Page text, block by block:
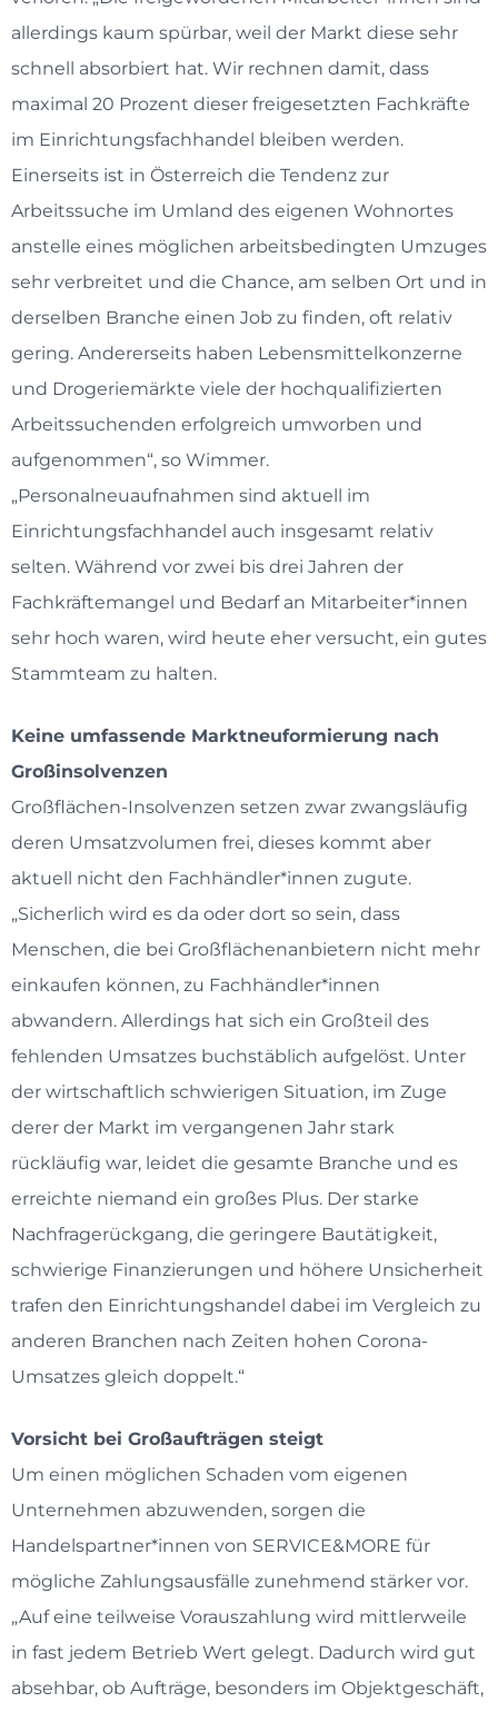
allerdings kaum spürbar, weil der Markt diese sehr
schnell absorbiert hat. Wir rechnen damit, dass
maximal 20 Prozent dieser freigesetzten Fachkräfte
im Einrichtungsfachhandel bleiben werden.
Einerseits ist in Österreich die Tendenz zur
Arbeitssuche im Umland des eigenen Wohnortes
anstelle eines möglichen arbeitsbedingten Umzuges
sehr verbreitet und die Chance, am selben Ort und in
derselben Branche einen Job zu finden, oft relativ
gering. Andererseits haben Lebensmittelkonzerne
und Drogeriemärkte viele der hochqualifizierten
Arbeitssuchenden erfolgreich umworben und
aufgenommen“, so Wimmer.
„Personalneuaufnahmen sind aktuell im
Einrichtungsfachhandel auch insgesamt relativ
selten. Während vor zwei bis drei Jahren der
Fachkräftemangel und Bedarf an Mitarbeiter*innen
sehr hoch waren, wird heute eher versucht, ein gutes
Stammteam zu halten.
Keine umfassende Marktneuformierung nach
Großinsolvenzen
Großflächen-Insolvenzen setzen zwar zwangsläufig
deren Umsatzvolumen frei, dieses kommt aber
aktuell nicht den Fachhändler*innen zugute.
„Sicherlich wird es da oder dort so sein, dass
Menschen, die bei Großflächenanbietern nicht mehr
einkaufen können, zu Fachhändler*innen
abwandern. Allerdings hat sich ein Großteil des
fehlenden Umsatzes buchstäblich aufgelöst. Unter
der wirtschaftlich schwierigen Situation, im Zuge
derer der Markt im vergangenen Jahr stark
rückläufig war, leidet die gesamte Branche und es
erreichte niemand ein großes Plus. Der starke
Nachfragerückgang, die geringere Bautätigkeit,
schwierige Finanzierungen und höhere Unsicherheit
trafen den Einrichtungshandel dabei im Vergleich zu
anderen Branchen nach Zeiten hohen Corona-
Umsatzes gleich doppelt.“
Vorsicht bei Großaufträgen steigt
Um einen möglichen Schaden vom eigenen
Unternehmen abzuwenden, sorgen die
Handelspartner*innen von SERVICE&MORE für
mögliche Zahlungsausfälle zunehmend stärker vor.
„Auf eine teilweise Vorauszahlung wird mittlerweile
in fast jedem Betrieb Wert gelegt. Dadurch wird gut
absehbar, ob Aufträge, besonders im Objektgeschäft,